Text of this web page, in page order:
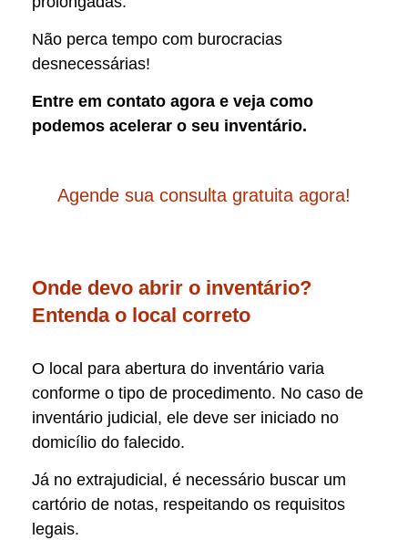
Não perca tempo com burocracias
desnecessárias!
Entre em contato agora e veja como
podemos acelerar o seu inventário.
Agende sua consulta gratuita agora!
Onde devo abrir o inventário?
Entenda o local correto
O local para abertura do inventário varia
conforme o tipo de procedimento. No caso de
inventário judicial, ele deve ser iniciado no
domicílio do falecido.
Já no extrajudicial, é necessário buscar um
cartório de notas, respeitando os requisitos
legais.